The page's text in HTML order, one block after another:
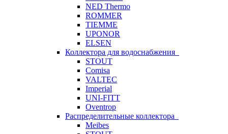
NED Thermo
ROMMER
TIEMME
UPONOR
ELSEN
Коллектора для водоснабжения
STOUT
Comisa
VALTEC
Imperial
UNI-FITT
Oventrop
Распределительные коллектора
Meibes